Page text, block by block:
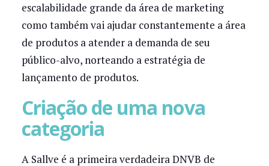
escalabilidade grande da área de marketing
como também vai ajudar constantemente a área
de produtos a atender a demanda de seu
público-alvo, norteando a estratégia de
lançamento de produtos.
Criação de uma nova
categoria
A Sallve é a primeira verdadeira DNVB de